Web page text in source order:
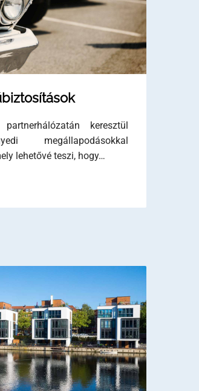
partnerhálózatán keresztül
megállapodásokkal
lehetővé teszi, hogy…